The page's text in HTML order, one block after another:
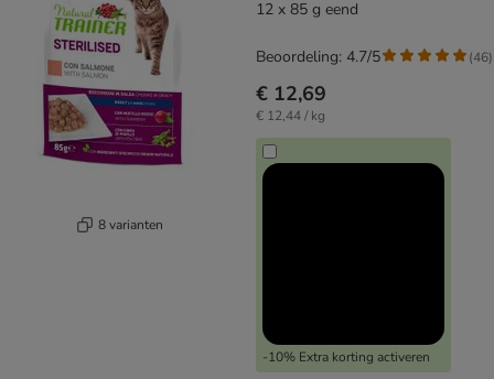
8 varianten
12 x 85 g eend
€ 12,69
€ 12,44 / kg
-10% Extra korting activeren
Beoordeling: 4.7/5 (46)